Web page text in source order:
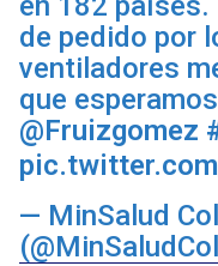
de pedido por
ventiladores
que
@Fruizgomez
— MinSalud